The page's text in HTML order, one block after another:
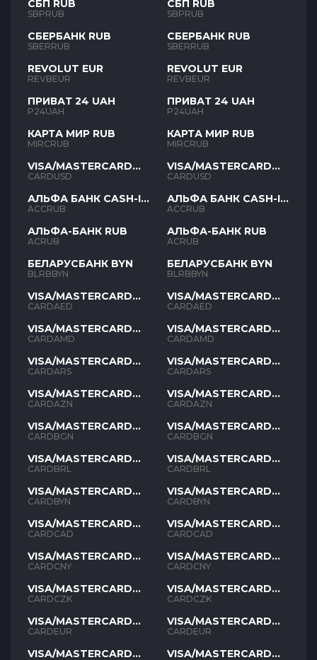
СБП RUB
SBPRUB
СБЕРБАНК RUB
SBERRUB
REVOLUT EUR
REVBEUR
ПРИВАТ 24 UAH
P24UAH
КАРТА МИР RUB
MIRCRUB
VISA/MASTERCARD
USD
CARDUSD
АЛЬФА БАНК CASH-IN
RUB
ACCRUB
АЛЬФА-БАНК RUB
ACRUB
БЕЛАРУСБАНК BYN
BLRBBYN
VISA/MASTERCARD
AED
CARDAED
VISA/MASTERCARD
AMD
CARDAMD
VISA/MASTERCARD
ARS
CARDARS
VISA/MASTERCARD
AZN
CARDAZN
VISA/MASTERCARD
BGN
CARDBGN
VISA/MASTERCARD
BRL
CARDBRL
VISA/MASTERCARD
BYN
CARDBYN
VISA/MASTERCARD
CAD
CARDCAD
VISA/MASTERCARD
CNY
CARDCNY
VISA/MASTERCARD
CZK
CARDCZK
VISA/MASTERCARD
EUR
CARDEUR
VISA/MASTERCARD
СБП RUB
SBPRUB
СБЕРБАНК RUB
SBERRUB
REVOLUT EUR
REVBEUR
ПРИВАТ 24 UAH
P24UAH
КАРТА МИР RUB
MIRCRUB
VISA/MASTERCARD
USD
CARDUSD
АЛЬФА БАНК CASH-IN
RUB
ACCRUB
АЛЬФА-БАНК RUB
ACRUB
БЕЛАРУСБАНК BYN
BLRBBYN
VISA/MASTERCARD
AED
CARDAED
VISA/MASTERCARD
AMD
CARDAMD
VISA/MASTERCARD
ARS
CARDARS
VISA/MASTERCARD
AZN
CARDAZN
VISA/MASTERCARD
BGN
CARDBGN
VISA/MASTERCARD
BRL
CARDBRL
VISA/MASTERCARD
BYN
CARDBYN
VISA/MASTERCARD
CAD
CARDCAD
VISA/MASTERCARD
CNY
CARDCNY
VISA/MASTERCARD
CZK
CARDCZK
VISA/MASTERCARD
EUR
CARDEUR
VISA/MASTERCARD